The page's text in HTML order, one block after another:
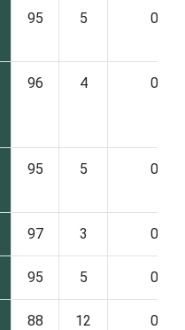
95 5 0
96 4 0
95 5 0
97 3 0
95 5 0
88 12 0